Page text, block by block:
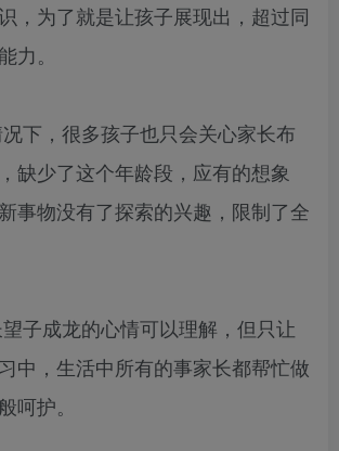
，为了就是让孩子展现出，超过同
力。
，很多孩子也只会关心家长布
缺少了这个年龄段，应有的想象
事物没有了探索的兴趣，限制了全
成龙的心情可以理解，但只让
中，生活中所有的事家长都帮忙做
呵护。